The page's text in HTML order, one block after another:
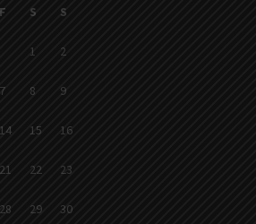
F S S
1 2
7 8 9
14 15 16
21 22 23
28 29 30